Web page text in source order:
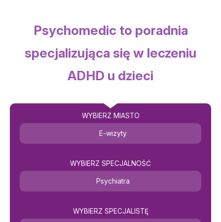
Psychomedic to poradnia
specjalizująca się w leczeniu
ADHD u dzieci
WYBIERZ MIASTO
E-wizyty
WYBIERZ SPECJALNOŚĆ
Psychiatra
WYBIERZ SPECJALISTĘ